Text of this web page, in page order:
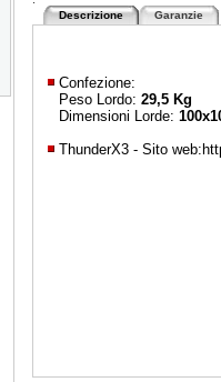
Descrizione Garanzie
Confezione:
Peso Lordo: 29,5 Kg
Dimensioni Lorde:
ThunderX3 - Sito web: